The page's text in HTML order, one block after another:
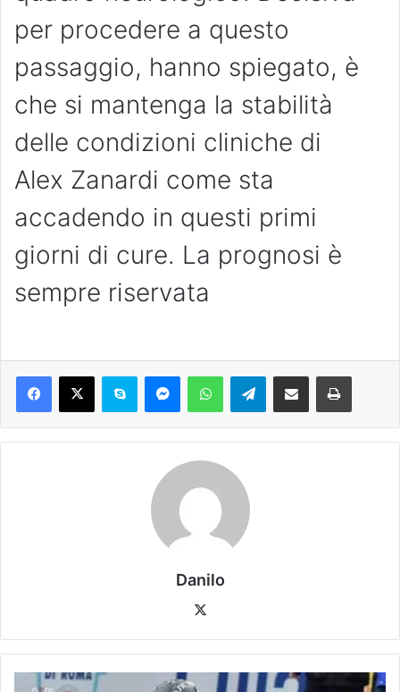
per procedere a questo
passaggio, hanno spiegato, è
che si mantenga la stabilità
delle condizioni cliniche di
Alex Zanardi come sta
accadendo in questi primi
giorni di cure. La prognosi è
sempre riservata
Danilo